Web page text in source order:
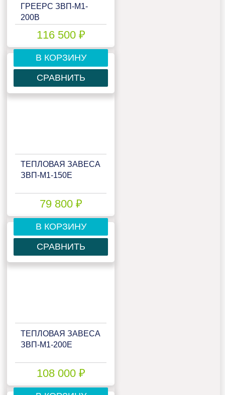
ГРЕЕРС ЗВП-М1-
200В
116 500 ₽
В КОРЗИНУ
СРАВНИТЬ
ТЕПЛОВАЯ ЗАВЕСА
ЗВП-М1-150Е
79 800 ₽
В КОРЗИНУ
СРАВНИТЬ
ТЕПЛОВАЯ ЗАВЕСА
ЗВП-М1-200Е
108 000 ₽